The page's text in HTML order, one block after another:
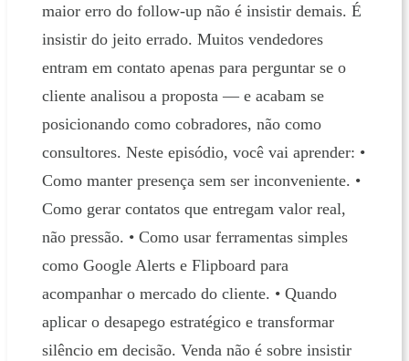
maior erro do follow-up não é insistir demais. É
insistir do jeito errado. Muitos vendedores
entram em contato apenas para perguntar se o
cliente analisou a proposta — e acabam se
posicionando como cobradores, não como
consultores. Neste episódio, você vai aprender: •
Como manter presença sem ser inconveniente. •
Como gerar contatos que entregam valor real,
não pressão. • Como usar ferramentas simples
como Google Alerts e Flipboard para
acompanhar o mercado do cliente. • Quando
aplicar o desapego estratégico e transformar
silêncio em decisão. Venda não é sobre insistir